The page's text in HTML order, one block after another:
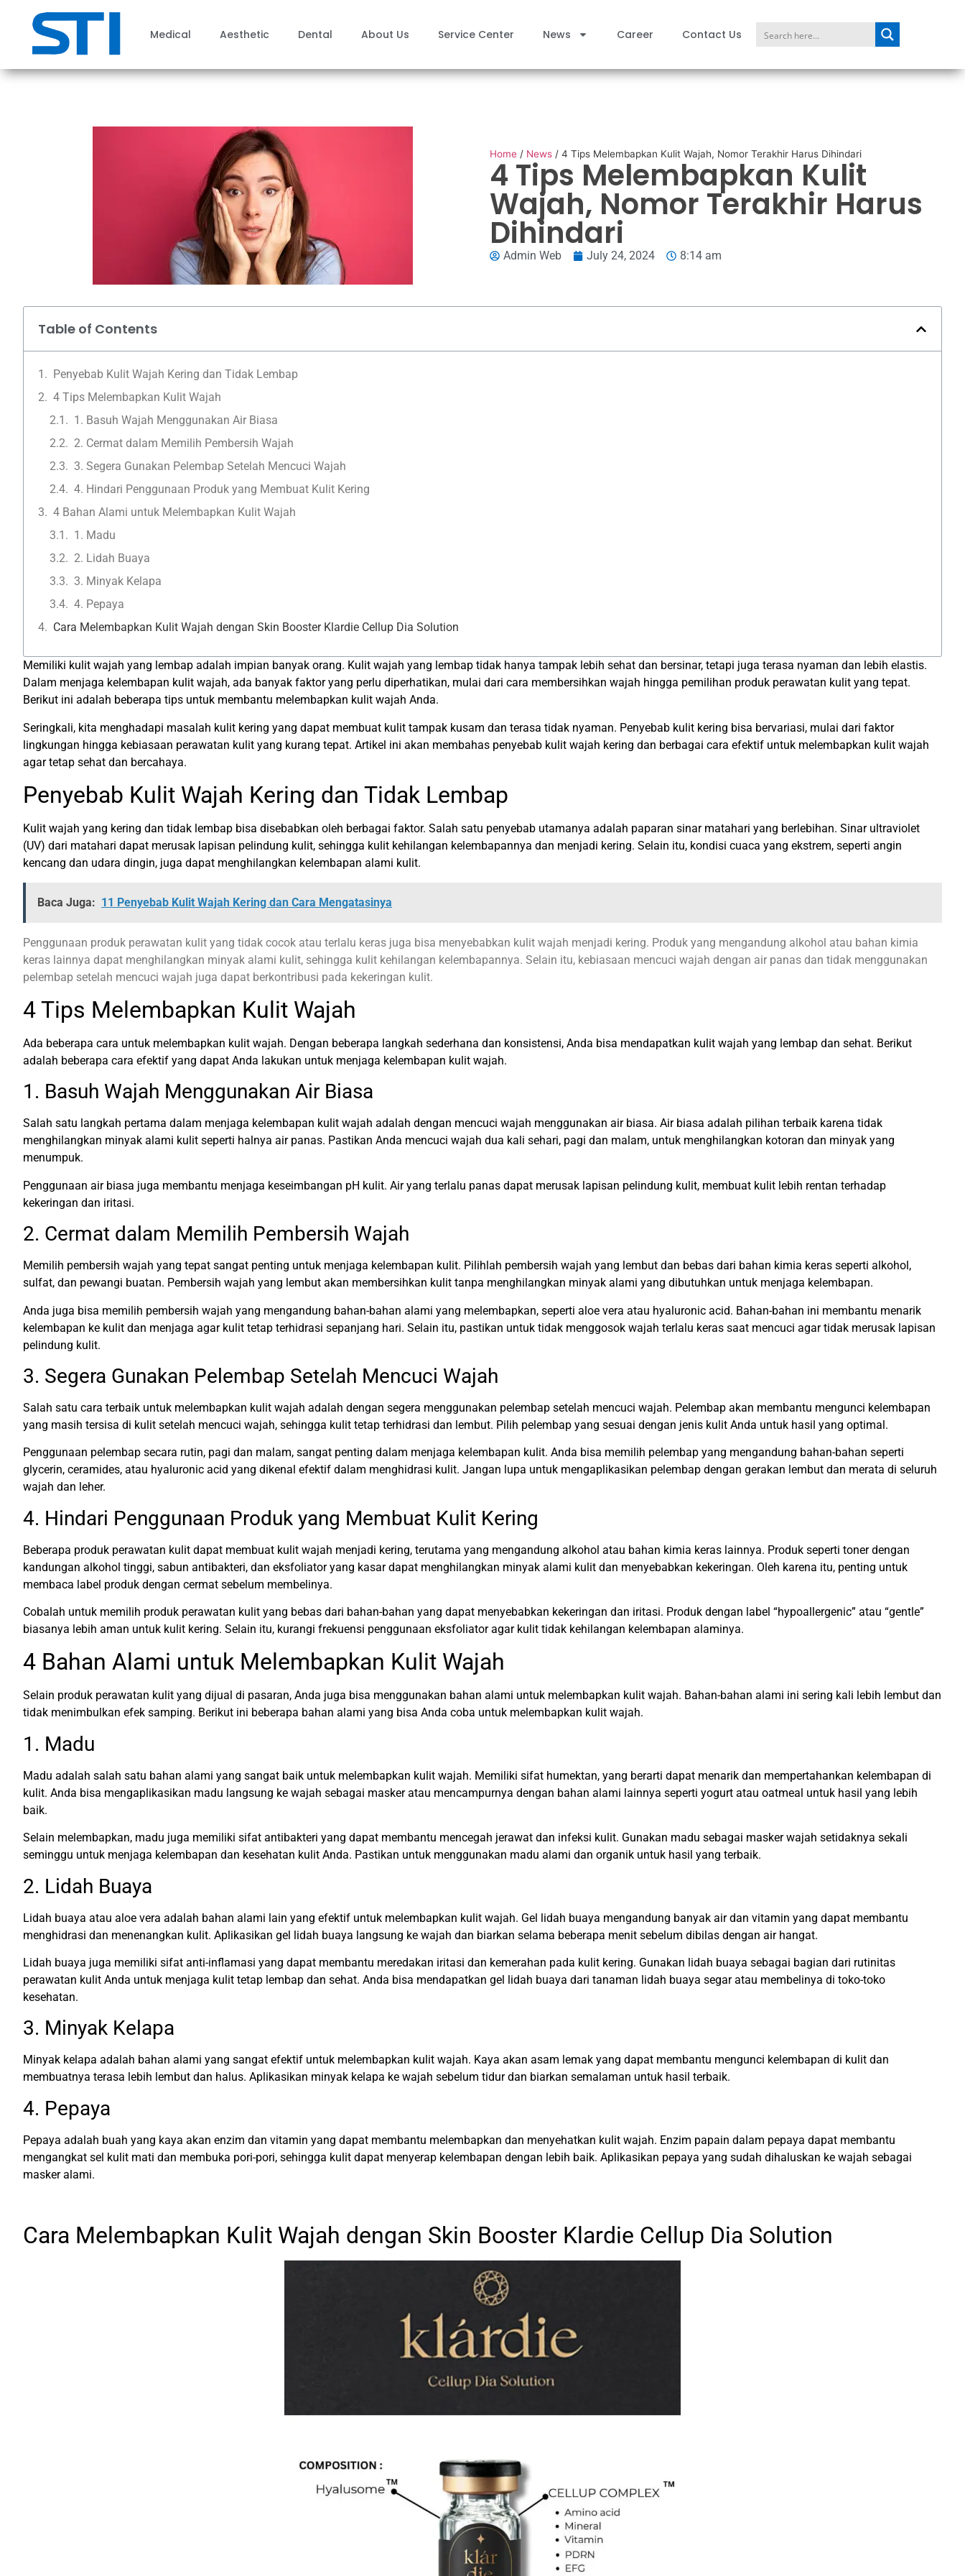
Medical Aesthetic Dental About Us Service Center News Career Contact Us
Home / News / 4 Tips Melembapkan Kulit Wajah, Nomor Terakhir Harus Dihindari
4 Tips Melembapkan Kulit
Wajah, Nomor Terakhir Harus
Dihindari
Admin Web July 24, 2024 8:14 am
Table of Contents
Penyebab Kulit Wajah Kering dan Tidak Lembap
4 Tips Melembapkan Kulit Wajah
1. Basuh Wajah Menggunakan Air Biasa
2. Cermat dalam Memilih Pembersih Wajah
3. Segera Gunakan Pelembap Setelah Mencuci Wajah
4. Hindari Penggunaan Produk yang Membuat Kulit Kering
4 Bahan Alami untuk Melembapkan Kulit Wajah
1. Madu
2. Lidah Buaya
3. Minyak Kelapa
4. Pepaya
Cara Melembapkan Kulit Wajah dengan Skin Booster Klardie Cellup Dia Solution
Memiliki kulit wajah yang lembap adalah impian banyak orang. Kulit wajah yang lembap tidak hanya tampak lebih sehat dan bersinar, tetapi juga terasa nyaman dan lebih elastis.
Dalam menjaga kelembapan kulit wajah, ada banyak faktor yang perlu diperhatikan, mulai dari cara membersihkan wajah hingga pemilihan produk perawatan kulit yang tepat.
Berikut ini adalah beberapa tips untuk membantu melembapkan kulit wajah Anda.
Seringkali, kita menghadapi masalah kulit kering yang dapat membuat kulit tampak kusam dan terasa tidak nyaman. Penyebab kulit kering bisa bervariasi, mulai dari faktor
lingkungan hingga kebiasaan perawatan kulit yang kurang tepat. Artikel ini akan membahas penyebab kulit wajah kering dan berbagai cara efektif untuk melembapkan kulit wajah
agar tetap sehat dan bercahaya.
Penyebab Kulit Wajah Kering dan Tidak Lembap
Kulit wajah yang kering dan tidak lembap bisa disebabkan oleh berbagai faktor. Salah satu penyebab utamanya adalah paparan sinar matahari yang berlebihan. Sinar ultraviolet
(UV) dari matahari dapat merusak lapisan pelindung kulit, sehingga kulit kehilangan kelembapannya dan menjadi kering. Selain itu, kondisi cuaca yang ekstrem, seperti angin
kencang dan udara dingin, juga dapat menghilangkan kelembapan alami kulit.
Baca Juga: 11 Penyebab Kulit Wajah Kering dan Cara Mengatasinya
Penggunaan produk perawatan kulit yang tidak cocok atau terlalu keras juga bisa menyebabkan kulit wajah menjadi kering. Produk yang mengandung alkohol atau bahan kimia
keras lainnya dapat menghilangkan minyak alami kulit, sehingga kulit kehilangan kelembapannya. Selain itu, kebiasaan mencuci wajah dengan air panas dan tidak menggunakan
pelembap setelah mencuci wajah juga dapat berkontribusi pada kekeringan kulit.
4 Tips Melembapkan Kulit Wajah
Ada beberapa cara untuk melembapkan kulit wajah. Dengan beberapa langkah sederhana dan konsistensi, Anda bisa mendapatkan kulit wajah yang lembap dan sehat. Berikut
adalah beberapa cara efektif yang dapat Anda lakukan untuk menjaga kelembapan kulit wajah.
1. Basuh Wajah Menggunakan Air Biasa
Salah satu langkah pertama dalam menjaga kelembapan kulit wajah adalah dengan mencuci wajah menggunakan air biasa. Air biasa adalah pilihan terbaik karena tidak
menghilangkan minyak alami kulit seperti halnya air panas. Pastikan Anda mencuci wajah dua kali sehari, pagi dan malam, untuk menghilangkan kotoran dan minyak yang
menumpuk.
Penggunaan air biasa juga membantu menjaga keseimbangan pH kulit. Air yang terlalu panas dapat merusak lapisan pelindung kulit, membuat kulit lebih rentan terhadap
kekeringan dan iritasi.
2. Cermat dalam Memilih Pembersih Wajah
Memilih pembersih wajah yang tepat sangat penting untuk menjaga kelembapan kulit. Pilihlah pembersih wajah yang lembut dan bebas dari bahan kimia keras seperti alkohol,
sulfat, dan pewangi buatan. Pembersih wajah yang lembut akan membersihkan kulit tanpa menghilangkan minyak alami yang dibutuhkan untuk menjaga kelembapan.
Anda juga bisa memilih pembersih wajah yang mengandung bahan-bahan alami yang melembapkan, seperti aloe vera atau hyaluronic acid. Bahan-bahan ini membantu menarik
kelembapan ke kulit dan menjaga agar kulit tetap terhidrasi sepanjang hari. Selain itu, pastikan untuk tidak menggosok wajah terlalu keras saat mencuci agar tidak merusak lapisan
pelindung kulit.
3. Segera Gunakan Pelembap Setelah Mencuci Wajah
Salah satu cara terbaik untuk melembapkan kulit wajah adalah dengan segera menggunakan pelembap setelah mencuci wajah. Pelembap akan membantu mengunci kelembapan
yang masih tersisa di kulit setelah mencuci wajah, sehingga kulit tetap terhidrasi dan lembut. Pilih pelembap yang sesuai dengan jenis kulit Anda untuk hasil yang optimal.
Penggunaan pelembap secara rutin, pagi dan malam, sangat penting dalam menjaga kelembapan kulit. Anda bisa memilih pelembap yang mengandung bahan-bahan seperti
glycerin, ceramides, atau hyaluronic acid yang dikenal efektif dalam menghidrasi kulit. Jangan lupa untuk mengaplikasikan pelembap dengan gerakan lembut dan merata di seluruh
wajah dan leher.
4. Hindari Penggunaan Produk yang Membuat Kulit Kering
Beberapa produk perawatan kulit dapat membuat kulit wajah menjadi kering, terutama yang mengandung alkohol atau bahan kimia keras lainnya. Produk seperti toner dengan
kandungan alkohol tinggi, sabun antibakteri, dan eksfoliator yang kasar dapat menghilangkan minyak alami kulit dan menyebabkan kekeringan. Oleh karena itu, penting untuk
membaca label produk dengan cermat sebelum membelinya.
Cobalah untuk memilih produk perawatan kulit yang bebas dari bahan-bahan yang dapat menyebabkan kekeringan dan iritasi. Produk dengan label “hypoallergenic” atau “gentle”
biasanya lebih aman untuk kulit kering. Selain itu, kurangi frekuensi penggunaan eksfoliator agar kulit tidak kehilangan kelembapan alaminya.
4 Bahan Alami untuk Melembapkan Kulit Wajah
Selain produk perawatan kulit yang dijual di pasaran, Anda juga bisa menggunakan bahan alami untuk melembapkan kulit wajah. Bahan-bahan alami ini sering kali lebih lembut dan
tidak menimbulkan efek samping. Berikut ini beberapa bahan alami yang bisa Anda coba untuk melembapkan kulit wajah.
1. Madu
Madu adalah salah satu bahan alami yang sangat baik untuk melembapkan kulit wajah. Memiliki sifat humektan, yang berarti dapat menarik dan mempertahankan kelembapan di
kulit. Anda bisa mengaplikasikan madu langsung ke wajah sebagai masker atau mencampurnya dengan bahan alami lainnya seperti yogurt atau oatmeal untuk hasil yang lebih
baik.
Selain melembapkan, madu juga memiliki sifat antibakteri yang dapat membantu mencegah jerawat dan infeksi kulit. Gunakan madu sebagai masker wajah setidaknya sekali
seminggu untuk menjaga kelembapan dan kesehatan kulit Anda. Pastikan untuk menggunakan madu alami dan organik untuk hasil yang terbaik.
2. Lidah Buaya
Lidah buaya atau aloe vera adalah bahan alami lain yang efektif untuk melembapkan kulit wajah. Gel lidah buaya mengandung banyak air dan vitamin yang dapat membantu
menghidrasi dan menenangkan kulit. Aplikasikan gel lidah buaya langsung ke wajah dan biarkan selama beberapa menit sebelum dibilas dengan air hangat.
Lidah buaya juga memiliki sifat anti-inflamasi yang dapat membantu meredakan iritasi dan kemerahan pada kulit kering. Gunakan lidah buaya sebagai bagian dari rutinitas
perawatan kulit Anda untuk menjaga kulit tetap lembap dan sehat. Anda bisa mendapatkan gel lidah buaya dari tanaman lidah buaya segar atau membelinya di toko-toko
kesehatan.
3. Minyak Kelapa
Minyak kelapa adalah bahan alami yang sangat efektif untuk melembapkan kulit wajah. Kaya akan asam lemak yang dapat membantu mengunci kelembapan di kulit dan
membuatnya terasa lebih lembut dan halus. Aplikasikan minyak kelapa ke wajah sebelum tidur dan biarkan semalaman untuk hasil terbaik.
4. Pepaya
Pepaya adalah buah yang kaya akan enzim dan vitamin yang dapat membantu melembapkan dan menyehatkan kulit wajah. Enzim papain dalam pepaya dapat membantu
mengangkat sel kulit mati dan membuka pori-pori, sehingga kulit dapat menyerap kelembapan dengan lebih baik. Aplikasikan pepaya yang sudah dihaluskan ke wajah sebagai
masker alami.
Cara Melembapkan Kulit Wajah dengan Skin Booster Klardie Cellup Dia Solution